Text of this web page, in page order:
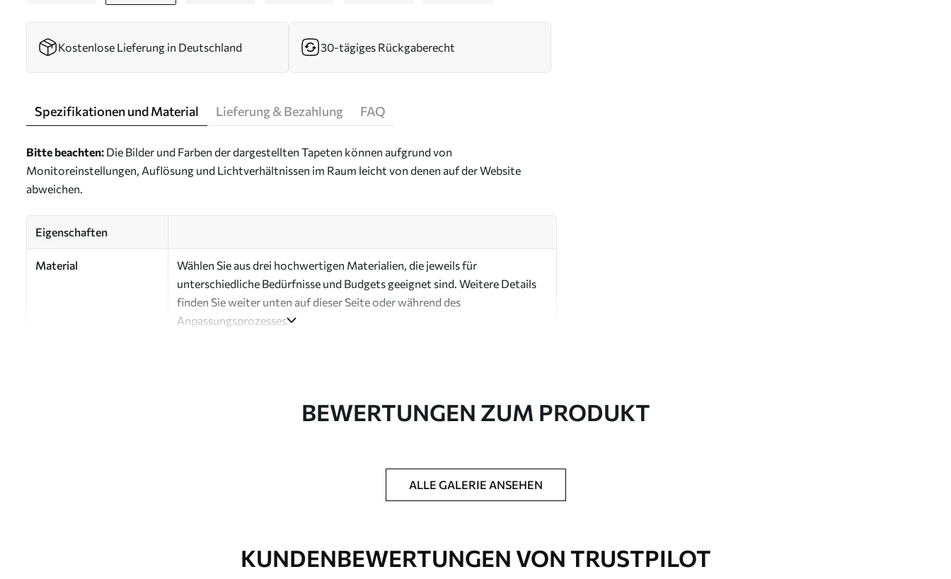
Kostenlose Lieferung in Deutschland 30-tägiges Rückgaberecht
Spezifikationen und Material Lieferung & Bezahlung FAQ
Bitte beachten: Die Bilder und Farben der dargestellten Tapeten können aufgrund von
Monitoreinstellungen, Auflösung und Lichtverhältnissen im Raum leicht von denen auf der Website
abweichen.
Eigenschaften
Material
Wählen Sie aus drei hochwertigen Materialien, die jeweils für
unterschiedliche Bedürfnisse und Budgets geeignet sind. Weitere Details
finden Sie weiter unten auf dieser Seite oder während des
Anpassungsprozesses.
Erhältlich mit Lackbeschichtung und/oder Tapetenkleber.
Nahtlose Anwendung
BEWERTUNGEN ZUM PRODUKT
ALLE GALERIE ANSEHEN
KUNDENBEWERTUNGEN VON TRUSTPILOT